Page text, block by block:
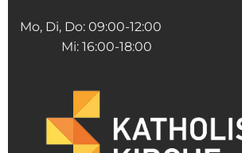
Mo, Di, Do: 09:00-12:00
Mi: 16:00-18:00